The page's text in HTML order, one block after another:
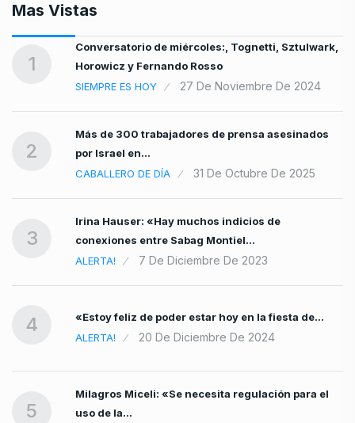
Mas Vistas
1
Conversatorio de miércoles:, Tognetti, Sztulwark,
Horowicz y Fernando Rosso
SIEMPRE ES HOY
27 De Noviembre De 2024
2
Más de 300 trabajadores de prensa asesinados
por Israel en…
CABALLERO DE DÍA
31 De Octubre De 2025
3
Irina Hauser: «Hay muchos indicios de
conexiones entre Sabag Montiel…
ALERTA!
7 De Diciembre De 2023
4
«Estoy feliz de poder estar hoy en la fiesta de…
ALERTA!
20 De Diciembre De 2024
5
Milagros Miceli: «Se necesita regulación para el
uso de la…